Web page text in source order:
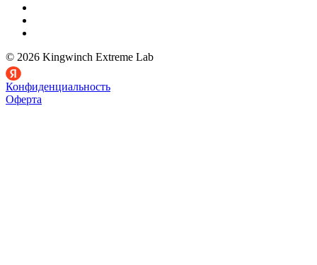
© 2026 Kingwinch Extreme Lab
Конфиденциальность
Оферта